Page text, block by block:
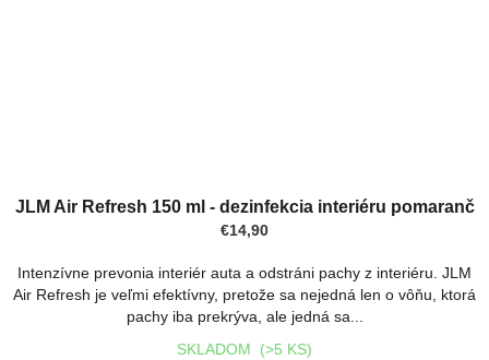
JLM Air Refresh 150 ml - dezinfekcia interiéru pomaranč
€14,90
Intenzívne prevonia interiér auta a odstráni pachy z interiéru. JLM
Air Refresh je veľmi efektívny, pretože sa nejedná len o vôňu, ktorá
pachy iba prekrýva, ale jedná sa...
SKLADOM (>5 KS)